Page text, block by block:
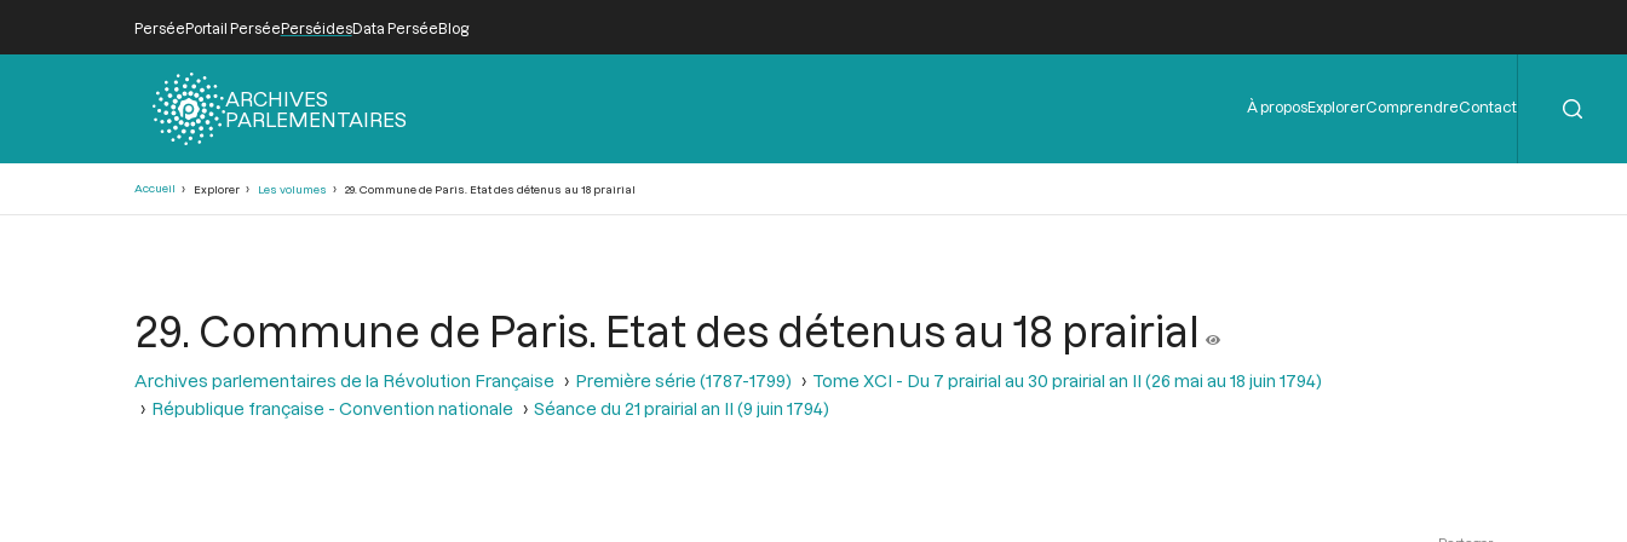
PerséePortail PerséePerséidesData PerséeBlog
ARCHIVES
PARLEMENTAIRES
Menu
de
À proposExplorerComprendreContact
Accueil Explorer Les volumes 29. Commune de Paris. Etat des détenus au 18 prairial
29. Commune de Paris. Etat des détenus au 18 prairial
Archives parlementaires de la Révolution Française Première série (1787-1799)
Tome XCI - Du 7 prairial au 30 prairial an II (26 mai au 18 juin 1794)
République française - Convention nationale
Séance du 21 prairial an II (9 juin 1794)